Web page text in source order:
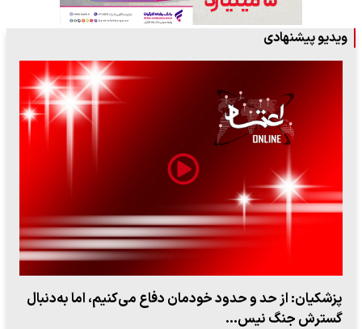
ویدیو پیشنهادی
پزشکیان: از حد و حدود خودمان دفاع می‌کنیم، اما به‌دنبال
گسترش جنگ نیس…